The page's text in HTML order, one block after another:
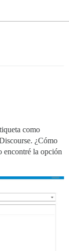
como
¿Cómo
encontré la opción